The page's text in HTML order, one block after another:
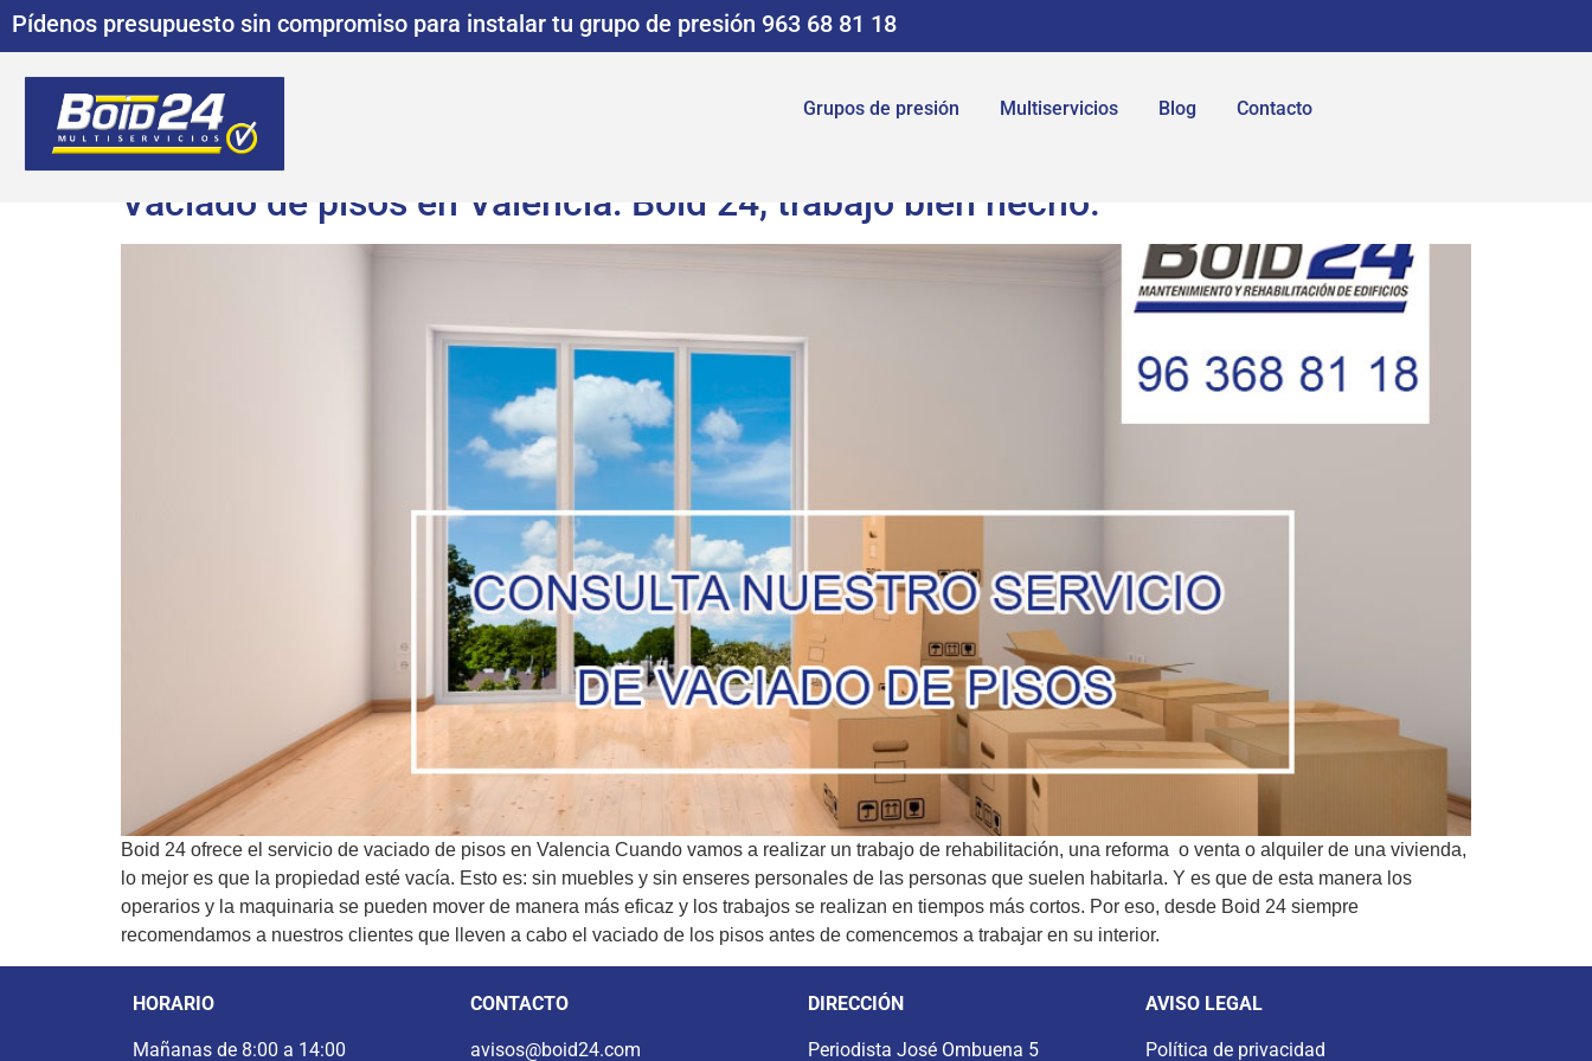
Pídenos presupuesto sin compromiso para instalar tu grupo de presión 963 68 81 18
Grupos de presión Multiservicios Blog Contacto
Vaciado de pisos en Valencia: Boid 24, trabajo bien hecho.
Boid 24 ofrece el servicio de vaciado de pisos en Valencia Cuando vamos a realizar un trabajo de rehabilitación, una reforma o venta o alquiler de una vivienda,
lo mejor es que la propiedad esté vacía. Esto es: sin muebles y sin enseres personales de las personas que suelen habitarla. Y es que de esta manera los
operarios y la maquinaria se pueden mover de manera más eficaz y los trabajos se realizan en tiempos más cortos. Por eso, desde Boid 24 siempre
recomendamos a nuestros clientes que lleven a cabo el vaciado de los pisos antes de comencemos a trabajar en su interior.
HORARIO
Mañanas de 8:00 a 14:00
CONTACTO
avisos@boid24.com
DIRECCIÓN
Periodista José Ombuena 5
AVISO LEGAL
Política de privacidad